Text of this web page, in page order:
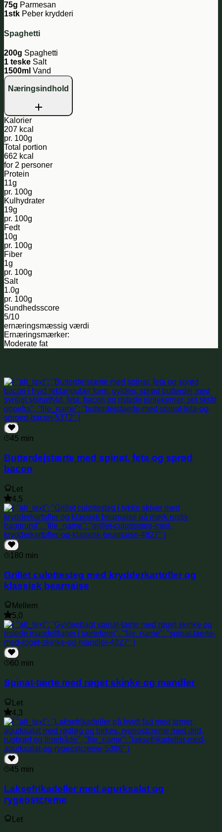
75g Parmesan
1stk Peber krydderi
Spaghetti
200g Spaghetti
1 teske Salt
1500ml Vand
Næringsindhold
Kalorier
207 kcal
pr. 100g
Total portion
662 kcal
for 2 personer
Protein
11g
pr. 100g
Kulhydrater
19g
pr. 100g
Fedt
10g
pr. 100g
Fiber
1g
pr. 100g
Salt
1.0g
pr. 100g
Sundhedsscore
5/10
ernæringsmæssig værdi
Ernæringsmærker:
Moderate fat
45 min
Butterdejs­tærte med spinat, feta og sprød
bacon
Let
4,5
180 min
Grillet culottesteg med krydderkartofler og
klassisk bearnaise
Mellem
5,0
60 min
Spinat-tærte med røget skinke og mandler
Let
4,3
45 min
Laksefrikadeller med agurksalat og
rygeostcreme
Let